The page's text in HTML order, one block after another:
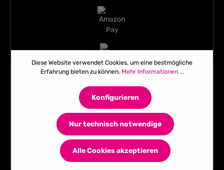
Diese Website verwendet Cookies, um eine bestmögliche
Erfahrung bieten zu können. Mehr Informationen ...
Nur technisch notwendige
Konfigurieren
Alle Cookies akzeptieren